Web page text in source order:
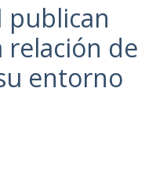
publican
relación de
entorno